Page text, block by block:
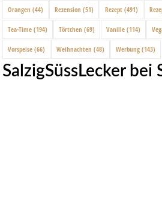
Orangen (44) Rezension (51) Rezept (491)
Tea-Time (194) Törtchen (69) Vanille (114)
Vorspeise (66) Weihnachten (48) Werbung (143)
SalzigSüssLecker bei